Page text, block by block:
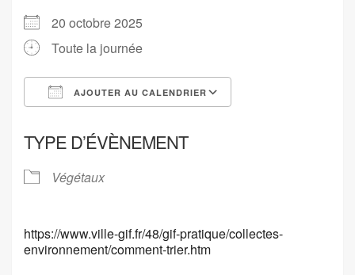
20 octobre 2025
Toute la journée
AJOUTER AU CALENDRIER
TYPE D’ÉVÈNEMENT
Végétaux
https://www.ville-gif.fr/48/gif-pratique/collectes-
environnement/comment-trier.htm